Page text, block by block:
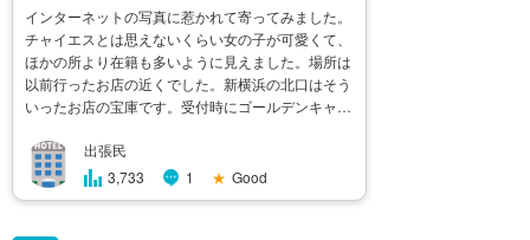
インターネットの写真に惹かれて寄ってみました。
チャイエスとは思えないくらい女の子が可愛くて、
ほかの所より在籍も多いように見えました。場所は
以前行ったお店の近くでした。新横浜の北口はそう
いったお店の宝庫です。受付時にゴールデンキャン
て一番おすすめの90分コースにしました。奥から出
てきたのは、若くて可愛らしい女�
出張民
3,733
1 ★ Good